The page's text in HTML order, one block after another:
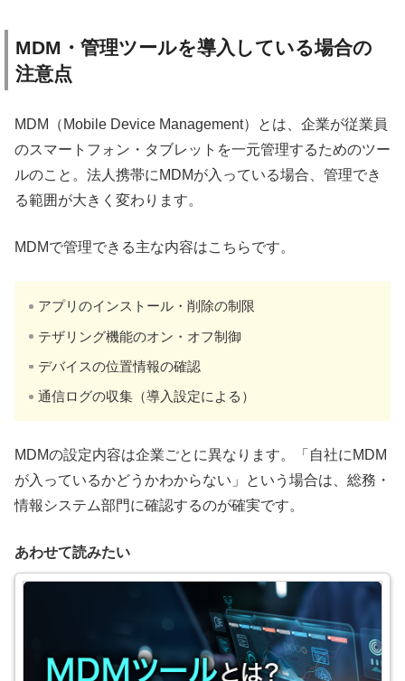
MDM・管理ツールを導入している場合の
注意点
MDM（Mobile Device Management）とは、企業が従業員
のスマートフォン・タブレットを一元管理するためのツー
ルのこと。法人携帯にMDMが入っている場合、管理でき
る範囲が大きく変わります。
MDMで管理できる主な内容はこちらです。
アプリのインストール・削除の制限
テザリング機能のオン・オフ制御
デバイスの位置情報の確認
通信ログの収集（導入設定による）
MDMの設定内容は企業ごとに異なります。「自社にMDM
が入っているかどうかわからない」という場合は、総務・
情報システム部門に確認するのが確実です。
あわせて読みたい